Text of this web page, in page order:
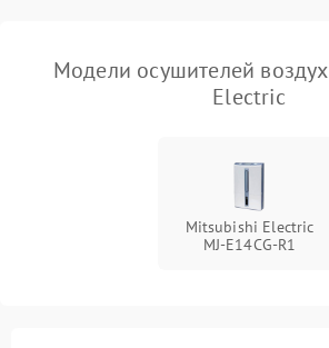
Модели осушителей
Electric
Mitsubishi Electric
MJ-E14CG-R1